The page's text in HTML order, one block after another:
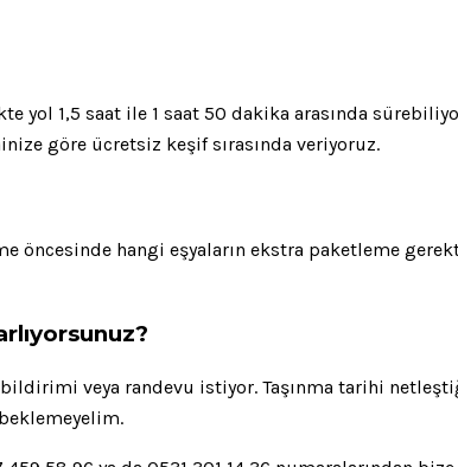
1,5 saat ile 1 saat 50 dakika arasında
göre ücretsiz keşif sırasında veriyoruz.
öncesinde hangi eşyaların ekstra paketleme
veya randevu istiyor. Taşınma tarihi